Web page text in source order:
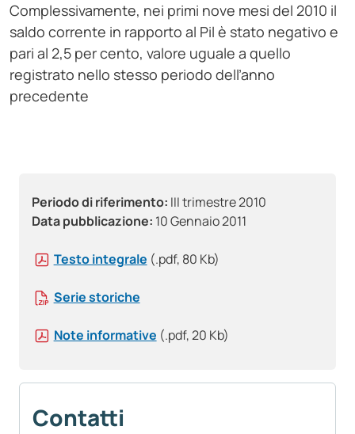
Periodo di riferimento: III trimestre 2010
Data pubblicazione: 10 Gennaio 2011
Testo integrale (.pdf, 80 Kb)
Serie storiche
Note informative (.pdf, 20 Kb)
Contatti
Complessivamente, nei primi nove mesi del 2010 il
saldo corrente in rapporto al Pil è stato negativo e
pari al 2,5 per cento, valore uguale a quello
registrato nello stesso periodo dell’anno
precedente